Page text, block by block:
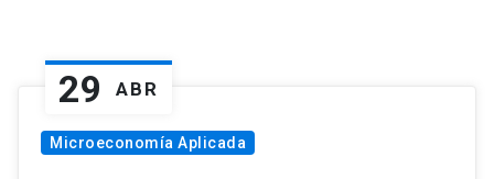
29 ABR
Microeconomía Aplicada